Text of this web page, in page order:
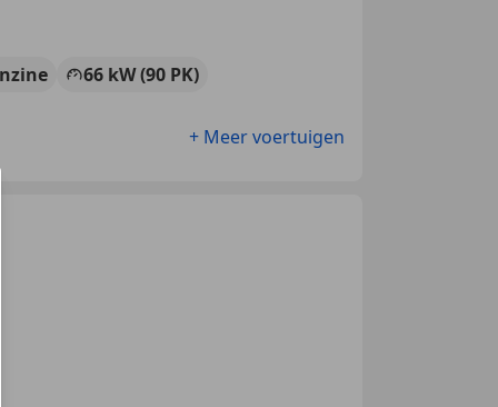
66 kW (90 PK)
+ Meer voertuigen